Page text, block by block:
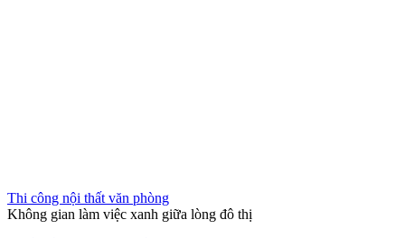
Thi công nội thất văn phòng
Không gian làm việc xanh giữa lòng đô thị